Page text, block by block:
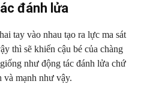
đánh lửa
tay vào nhau tạo ra lực ma sát
thì sẽ khiến cậu bé của chàng
như động tác đánh lửa chứ
mạnh như vậy.